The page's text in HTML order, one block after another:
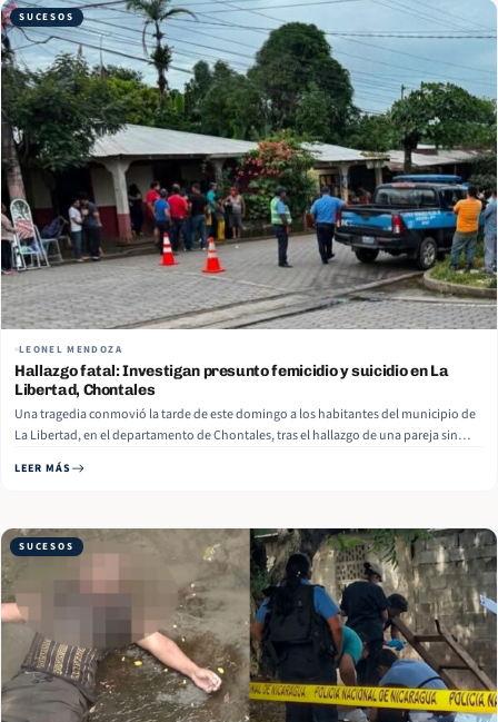
SUCESOS
LEONEL MENDOZA
Hallazgo fatal: Investigan presunto femicidio y suicidio en La
Libertad, Chontales
Una tragedia conmovió la tarde de este domingo a los habitantes del municipio de
La Libertad, en el departamento de Chontales, tras el hallazgo de una pareja sin
identificadas preliminarmente como Freddy Martínez y Junelkis Ríos. Read More
LEER MÁS
SUCESOS